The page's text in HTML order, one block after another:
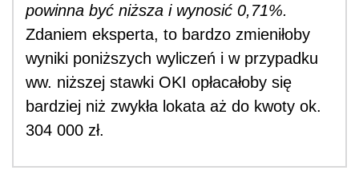
powinna być niższa i wynosić 0,71%.
Zdaniem eksperta, to bardzo zmieniłoby
wyniki poniższych wyliczeń i w przypadku
ww. niższej stawki OKI opłacałoby się
bardziej niż zwykła lokata aż do kwoty ok.
304 000 zł.